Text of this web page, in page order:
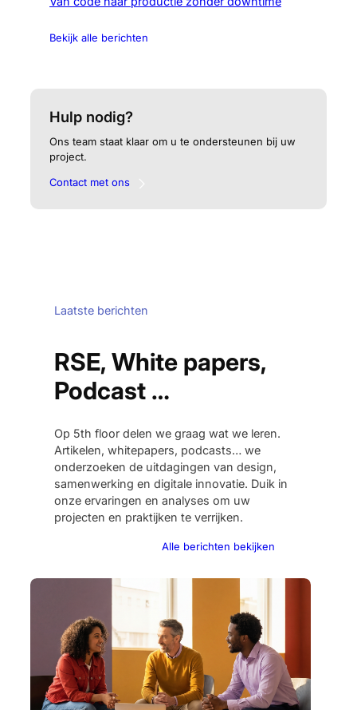
Bekijk alle berichten
Hulp nodig?
Ons team staat klaar om u te ondersteunen bij uw
project.
Contact met ons
Laatste berichten
RSE, White papers,
Podcast …
Op 5th floor delen we graag wat we leren.
Artikelen, whitepapers, podcasts… we
onderzoeken de uitdagingen van design,
samenwerking en digitale innovatie. Duik in
onze ervaringen en analyses om uw
projecten en praktijken te verrijken.
Alle berichten bekijken